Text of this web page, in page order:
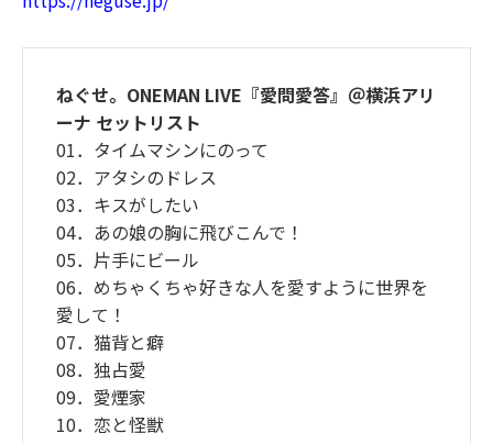
ねぐせ。ONEMAN LIVE『愛問愛答』＠横浜アリ
ーナ セットリスト
01．タイムマシンにのって
02．アタシのドレス
03．キスがしたい
04．あの娘の胸に飛びこんで！
05．片手にビール
06．めちゃくちゃ好きな人を愛すように世界を
愛して！
07．猫背と癖
08．独占愛
09．愛煙家
10．恋と怪獣